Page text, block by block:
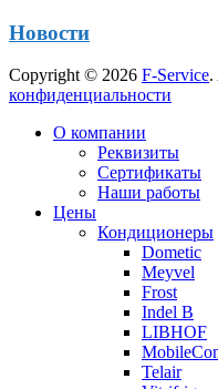
Новости
Copyright © 2026 F-Service.
конфиденциальности
вверх
О компании
Реквизиты
Сертификаты
Наши работы
Цены
Кондиционеры
Dometic
Meyvel
Frost
Indel B
LIBHOF
Telair